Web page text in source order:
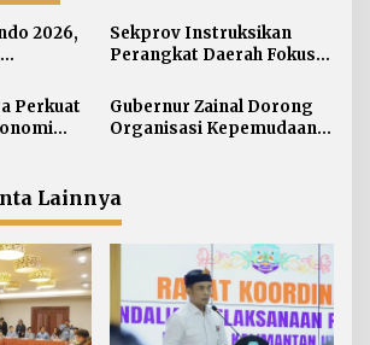
2026,
ke
Sekprov Instruksikan
Perangkat Daerah Fokus
Perkuat
Gubernur Zainal Dorong
Organisasi Kepemudaan
Lainnya